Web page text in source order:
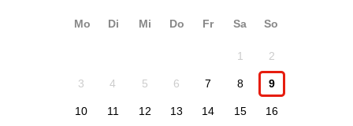
Mo Di Mi Do Fr Sa So
1 2
3 4 5 6 7 8 9
10 11 12 13 14 15 16